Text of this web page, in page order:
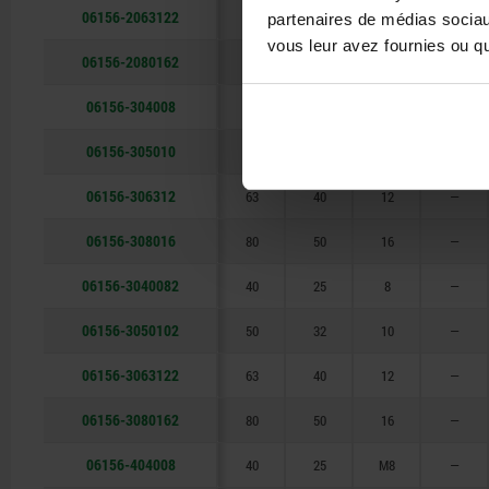
partenaires de médias
vous leur avez fournies ou
06156-2063122 40 12 —
06156-2080162
06156-304008
06156-305010
06156-306312 63 40 12 —
06156-308016 80 50 16 —
06156-3040082 40 25 8 —
06156-3050102 50 32 10 —
06156-3063122 63 40 12 —
06156-3080162 80 50 16 —
06156-404008 40 25 M8 —